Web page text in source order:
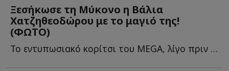
Ξεσήκωσε τη Μύκονο η Βάλια
Χατζηθεοδώρου με το μαγιό της!
(ΦΩΤΟ)
Το εντυπωσιακό κορίτσι του MEGA, λίγο πριν επιστρέψει σ...